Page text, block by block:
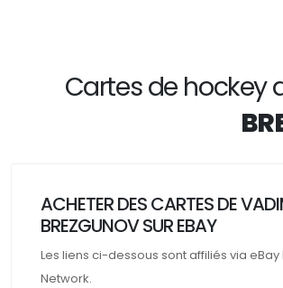
Cartes de hockey
ACHETER DES CARTES DE
BREZGUNOV SUR EBAY
Les liens ci-dessous sont affiliés via eBay
Network.